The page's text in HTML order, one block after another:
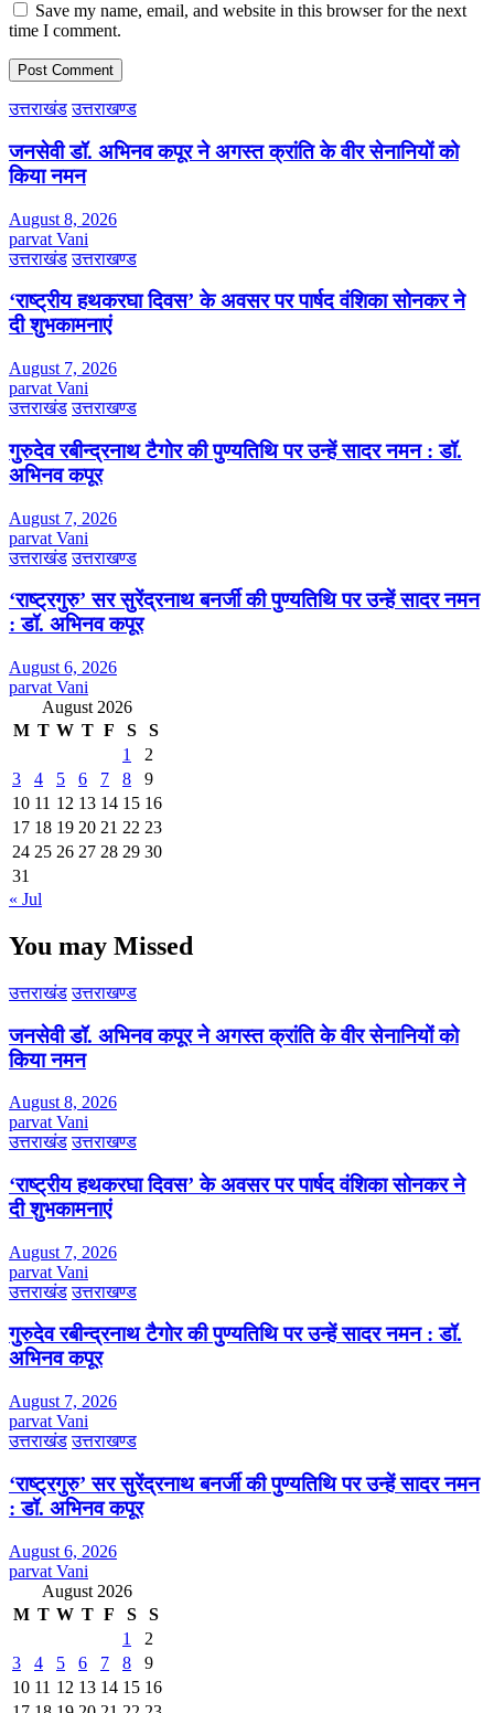
Save my name, email, and website in this browser for the next
time I comment.
उत्तराखंड उत्तराखण्ड
जनसेवी डॉ. अभिनव कपूर ने अगस्त क्रांति के वीर सेनानियों को
किया नमन
August 8, 2026
parvat Vani
उत्तराखंड उत्तराखण्ड
‘राष्ट्रीय हथकरघा दिवस’ के अवसर पर पार्षद वंशिका सोनकर ने
दी शुभकामनाएं
August 7, 2026
parvat Vani
उत्तराखंड उत्तराखण्ड
गुरुदेव रबीन्द्रनाथ टैगोर की पुण्यतिथि पर उन्हें सादर नमन : डॉ.
अभिनव कपूर
August 7, 2026
parvat Vani
उत्तराखंड उत्तराखण्ड
‘राष्ट्रगुरु’ सर सुरेंद्रनाथ बनर्जी की पुण्यतिथि पर उन्हें सादर नमन
: डॉ. अभिनव कपूर
August 6, 2026
parvat Vani
August 2026
M T W T F S
S
1
2
3
4 5 6 7 8
9
10 11 12 13 14 15 16
17 18 19 20 21 22 23
24 25 26 27 28 29 30
31
« Jul
You may Missed
उत्तराखंड उत्तराखण्ड
जनसेवी डॉ. अभिनव कपूर ने अगस्त क्रांति के वीर सेनानियों को
किया नमन
August 8, 2026
parvat Vani
उत्तराखंड उत्तराखण्ड
‘राष्ट्रीय हथकरघा दिवस’ के अवसर पर पार्षद वंशिका सोनकर ने
दी शुभकामनाएं
August 7, 2026
parvat Vani
उत्तराखंड उत्तराखण्ड
गुरुदेव रबीन्द्रनाथ टैगोर की पुण्यतिथि पर उन्हें सादर नमन : डॉ.
अभिनव कपूर
August 7, 2026
parvat Vani
उत्तराखंड उत्तराखण्ड
‘राष्ट्रगुरु’ सर सुरेंद्रनाथ बनर्जी की पुण्यतिथि पर उन्हें सादर नमन
: डॉ. अभिनव कपूर
August 6, 2026
parvat Vani
August 2026
M T W T F S
S
1
2
3
4 5 6 7 8
9
10 11 12 13 14 15 16